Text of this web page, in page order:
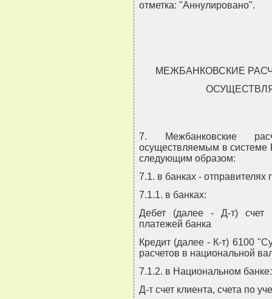
отметка: "Аннулировано".
МЕЖБАНКОВСКИЕ
7. Межбанковские
осуществляемым в системе
следующим образом:
7.1. в банках - отправителях
7.1.1. в банках:
Дебет (далее - Д-т) счет
платежей банка
Кредит (далее - К-т) 6100
расчетов в национальной
7.1.2. в Национальном банке:
Д-т счет клиента, счета по